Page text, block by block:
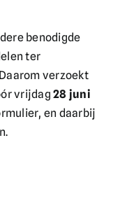
benodigde
ter
verzoekt
vrijdag28 juni
en daarbij